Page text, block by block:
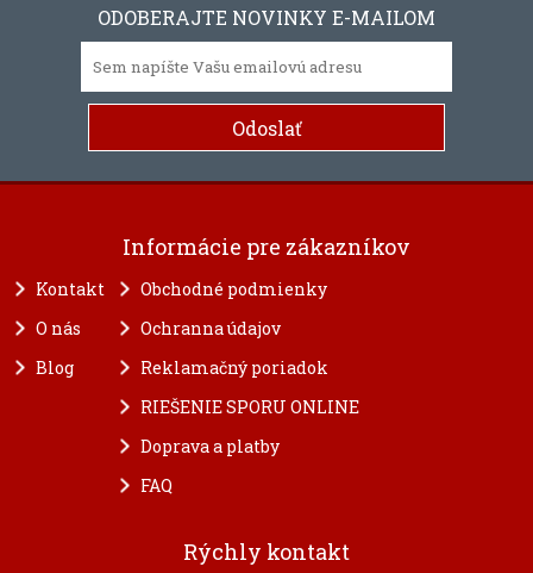
ODOBERAJTE NOVINKY E-MAILOM
Informácie pre zákazníkov
Kontakt
O nás
Blog
Obchodné podmienky
Ochranna údajov
Reklamačný poriadok
RIEŠENIE SPORU ONLINE
Doprava a platby
FAQ
Rýchly kontakt